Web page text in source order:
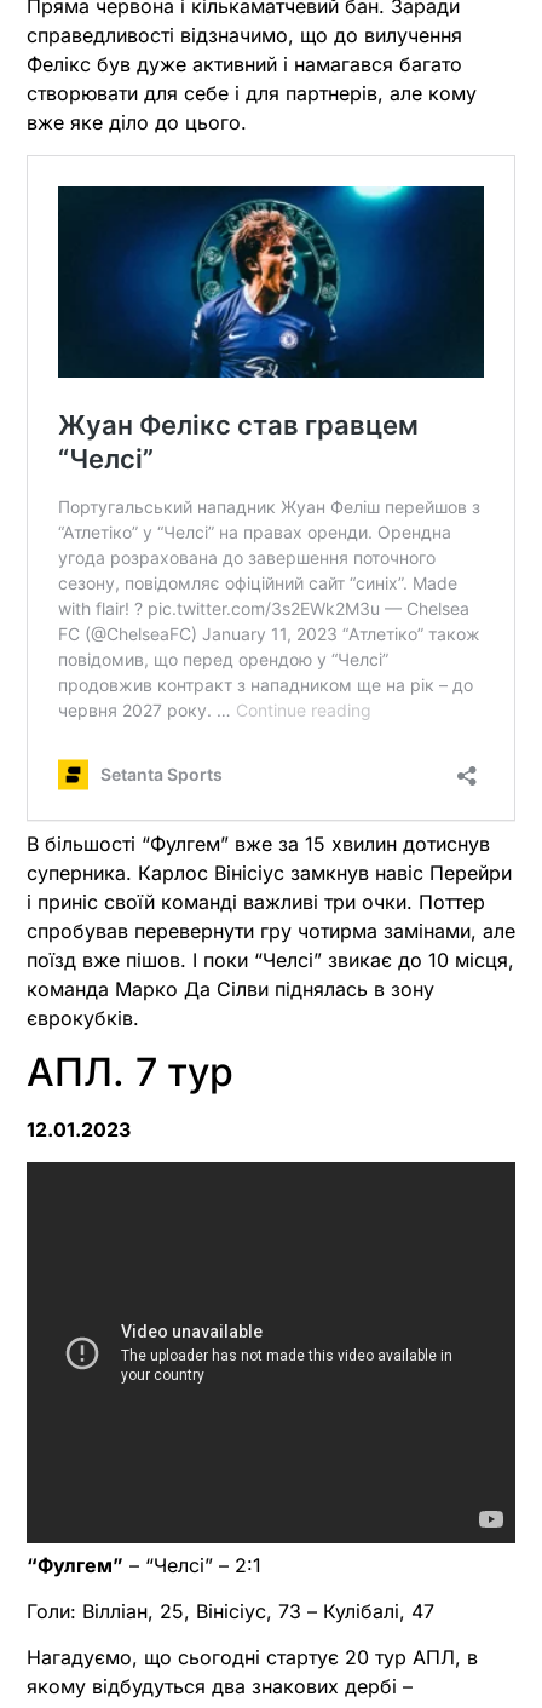
Пряма червона і кількаматчевий бан. Заради
справедливості відзначимо, що до вилучення
Фелікс був дуже активний і намагався багато
створювати для себе і для партнерів, але кому
вже яке діло до цього.
В більшості “Фулгем” вже за 15 хвилин дотиснув
суперника. Карлос Вінісіус замкнув навіс Перейри
і приніс своїй команді важливі три очки. Поттер
спробував перевернути гру чотирма замінами, але
поїзд вже пішов. І поки “Челсі” звикає до 10 місця,
команда Марко Да Сілви піднялась в зону
єврокубків.
АПЛ. 7 тур
12.01.2023
“Фулгем” – “Челсі” – 2:1
Голи: Вілліан, 25, Вінісіус, 73 – Кулібалі, 47
Нагадуємо, що сьогодні стартує 20 тур АПЛ, в
якому відбудуться два знакових дербі –